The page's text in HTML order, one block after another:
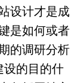
设计才是成
是如何或者
的调研分析
设的目的什